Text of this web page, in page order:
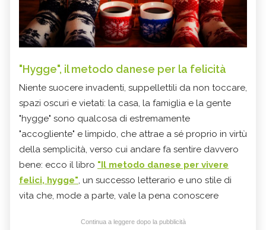
"Hygge", il metodo danese per la felicità
Niente suocere invadenti, suppellettili da non toccare,
spazi oscuri e vietati: la casa, la famiglia e la gente
"hygge" sono qualcosa di estremamente
"accogliente" e limpido, che attrae a sé proprio in virtù
della semplicità, verso cui andare fa sentire davvero
bene: ecco il libro "Il metodo danese per vivere
felici, hygge", un successo letterario e uno stile di
vita che, mode a parte, vale la pena conoscere
Continua a leggere dopo la pubblicità